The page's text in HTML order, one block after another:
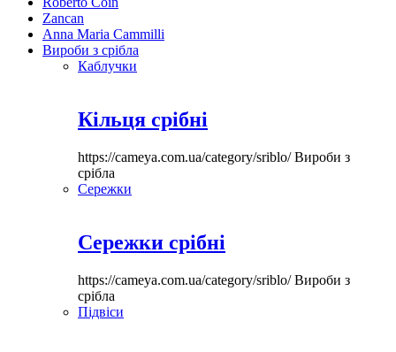
Zancan
Anna Maria Cammilli
Вироби з срібла
Каблучки
Кільця срібні
https://cameya.com.ua/category/sriblo/Вироби з
срібла
Сережки
Сережки срібні
https://cameya.com.ua/category/sriblo/Вироби з
срібла
Підвіси